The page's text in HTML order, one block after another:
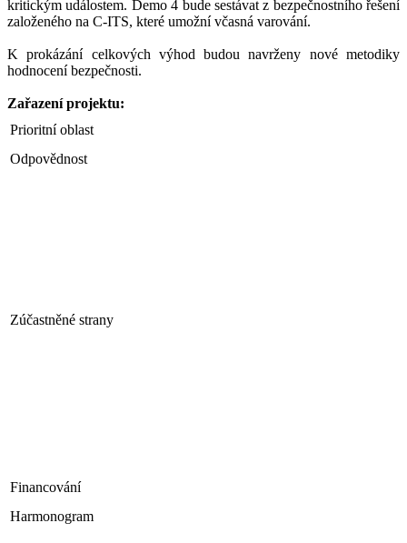
kritickým událostem. Demo 4 bude sestávat z bezpečnostního řešení
založeného na C-ITS, které umožní včasná varování.
K prokázání celkových výhod budou navrženy nové metodiky
hodnocení bezpečnosti.
Zařazení projektu:
Prioritní oblast
Odpovědnost
Zúčastněné strany
Financování
Harmonogram